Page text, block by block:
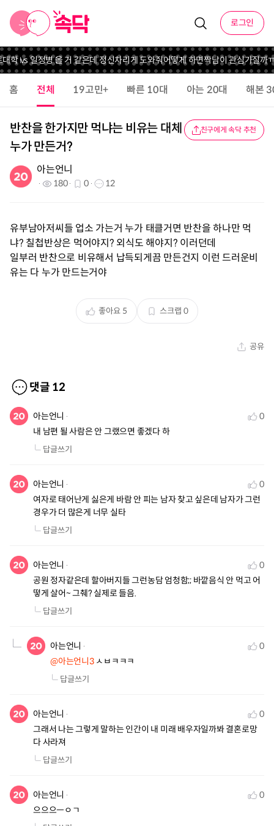
로그인
학 vs 일정병 올 거 같은데 정신차리게 도와줘어떻게 하면짝남이 관심가질까ㅠ
홈 전체 19고민+ 빠른 10대 아는 20대 해본
반찬을 한가지만 먹냐는 비유는 대체
누가 만든거?
친구에게 속닥 추천
아는언니
180 0 12
유부남아저씨들 업소 가는거 누가 태클거면 반찬을 하나만 먹
냐? 칠첩반상은 먹어야지? 외식도 해야지? 이러던데
일부러 반찬으로 비유해서 납득되게끔 만든건지 이런 드러운비
유는 다 누가 만드는거야
좋아요 5 스크랩 0
공유
댓글 12
아는언니
0
내 남편 될 사람은 안 그랬으면 좋겠다 하
답글쓰기
아는언니
0
여자로 태어난게 싫은게 바람 안 피는 남자 찾고 싶은데 남자가 그런
경우가 더 많은게 너무 실타
답글쓰기
아는언니
0
공원 정자같은데 할아버지들 그런농담 엄청함;; 바깥음식 안 먹고 어
떻게 살어~ 그췌? 실제로 들음.
답글쓰기
아는언니
0
@아는언니3 ㅅㅂㅋㅋㅋ
답글쓰기
아는언니
0
그래서 나는 그렇게 말하는 인간이 내 미래 배우자일까봐 결혼로망
다 사라져
답글쓰기
아는언니
0
으으으ㅡㅇㄱ